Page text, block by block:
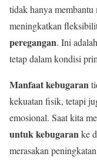
tidak hanya
meningkatkan
peregangan. Ini
tetap dalam kondisi
Manfaat kebugaran
kekuatan fisik, tetapi
emosional. Saat kita
untuk kebugaranke
merasakan